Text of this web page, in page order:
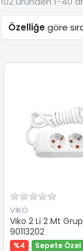
Özelliğegöre
VİKO
Viko 2 Li 2 Mt
90113202
%4 Sepete